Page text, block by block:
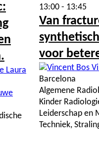
Laura
13:00 - 13:45
Van
voor
Barcelona
Algemene
Kinder
Leiderschap en
Techniek,